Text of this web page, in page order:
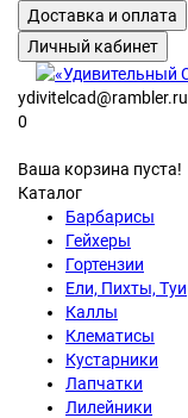
Доставка и оплата
Личный кабинет
ydivitelcad@rambler.ru
0
Ваша корзина пуста!
Каталог
Барбарисы
Гейхеры
Гортензии
Ели, Пихты, Туи
Каллы
Клематисы
Кустарники
Лапчатки
Лилейники